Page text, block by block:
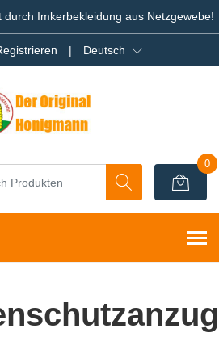
Imkerbekleidung aus Netzgewebe!
| Deutsch
0